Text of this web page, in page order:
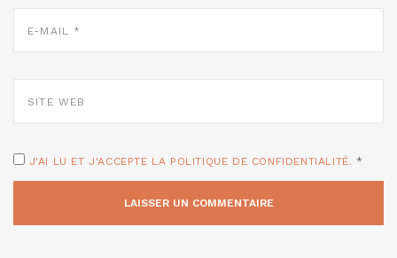
MAIL
WEB
J'AI LU ET J'ACCEPTE LA POLITIQUE DE CONFIDENTIALITÉ. *